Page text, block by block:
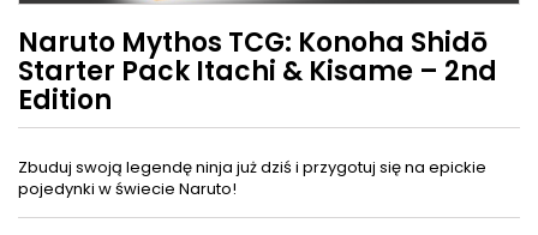
Naruto Mythos TCG: Konoha Shidō
Starter Pack Itachi & Kisame – 2nd
Edition
Zbuduj swoją legendę ninja już dziś i przygotuj się na epickie
pojedynki w świecie Naruto!